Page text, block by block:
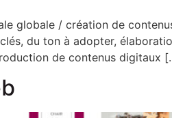
globale / création de
du ton à adopter,
de contenus digitaux